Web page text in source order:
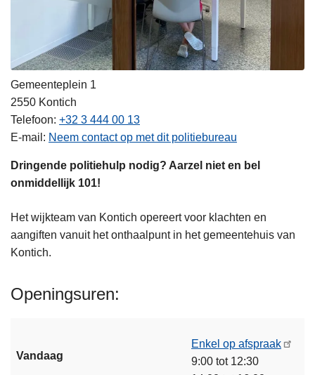
Gemeenteplein 1
2550 Kontich
Telefoon +32 3 444 00 13
E-mail
Neem contact op met dit politiebureau
Dringende politiehulp nodig? Aarzel niet en bel
onmiddellijk 101!
Het wijkteam van Kontich opereert voor klachten en
aangiften vanuit het onthaalpunt in het gemeentehuis van
Kontich.
Openingsuren
Vandaag
Enkel op afspraak
9:00 tot 12:30